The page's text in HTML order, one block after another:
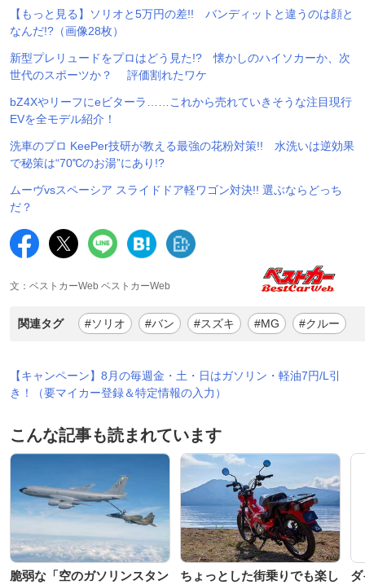
【もっと見る】ソリオと5万円の差!! バンディットと違うのは顔と
なんだ!?（画像28枚）
新型プレリュードをプロはどう見た!? 懐かしのハイソカーか、次
世代のスポーツか？ 評価割れたワケ
bZ4Xやリーフにeビターラ……これから売れていきそうな注目現行
EVを全モデル紹介！
洗車のプロ KeePer技研が教える最強の花粉対策!! 水洗いは逆効果
で秘策は“70℃のお湯”にあり!?
ムーヴvsスペーシア スライドドア軽ワゴン対決!! 選ぶならどっち
だ？
文：ベストカーWeb ベストカーWeb
関連タグ #ソリオ #バン #スズキ #MG #クルー
【キャンペーン】8月の毎週金・土・日はガソリン・軽油7円/L引
き！（要マイカー登録＆特定情報の入力）
こんな記事も読まれています
脆弱な「空のガソリンスタン
ちょっとした街乗りでも楽し